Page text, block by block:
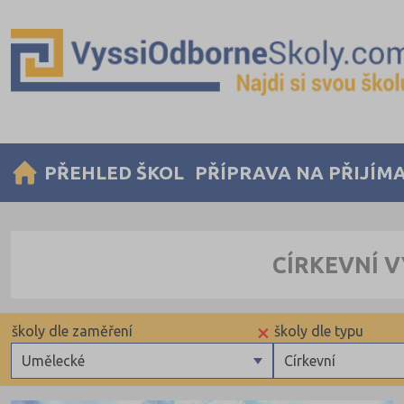
PŘEHLED ŠKOL PŘÍPRAVA NA
CÍRKEVNÍ
Církevní
školy dle typu
×
Umělecké
školy dle zaměření